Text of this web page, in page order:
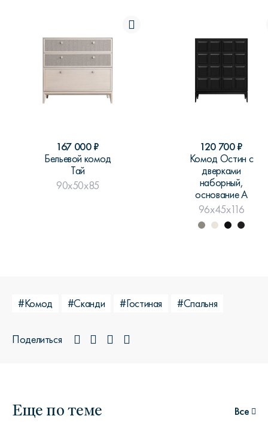
167 000₽
Бельевой комод
Тай
90x50x85
120 700₽
Комод Остин с
дверками
наборный,
основание А
96x45x116
#Комод #Сканди #Гостиная #Спальня
Поделиться
Еще по теме Все